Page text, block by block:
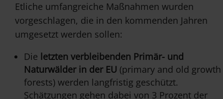
Etliche umfangreiche Maßnahmen wurden
vorgeschlagen, die in den kommenden Jahren
umgesetzt werden sollen:
Die letzten verbleibenden Primär- und
Naturwälder in der EU (primary and old growth
forests) werden langfristig geschützt.
Schätzungen gehen dabei von 3 Prozent der